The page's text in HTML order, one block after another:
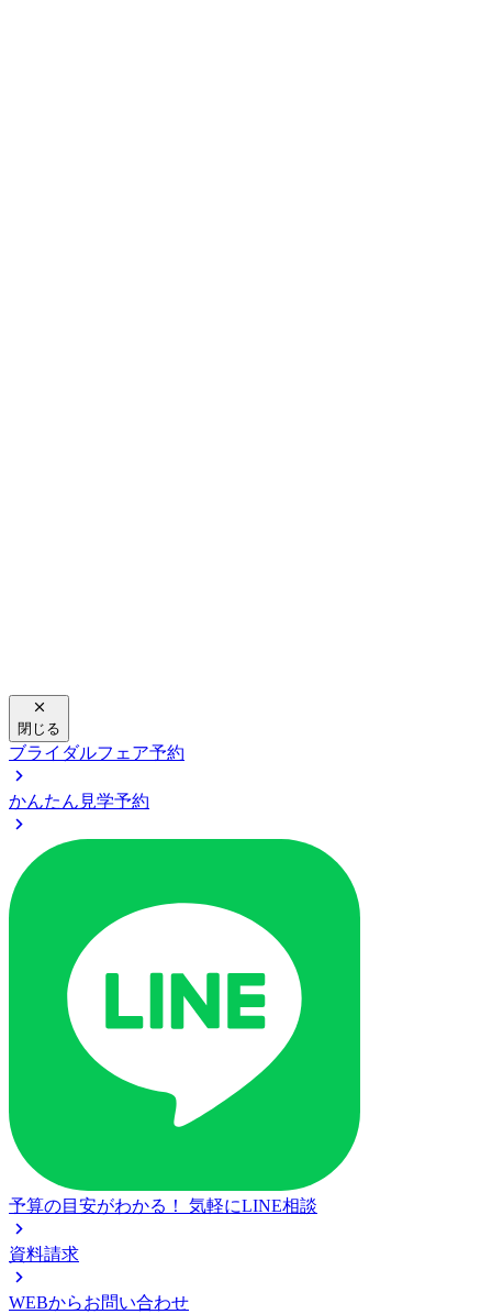
閉じる
ブライダルフェア予約
かんたん見学予約
予算の目安がわかる！ 気軽にLINE相談
資料請求
WEBからお問い合わせ